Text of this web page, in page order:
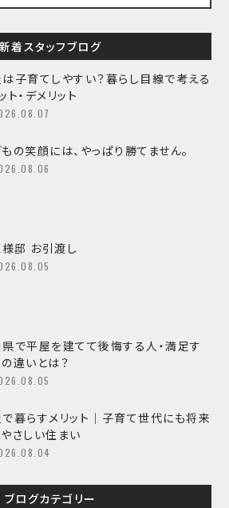
新着スタッフブログ
子育てしやすい？暮らし目線で考える
ト・デメリット
の笑顔には、やっぱり勝てません。
邸 お引渡し
で平屋を建てて後悔する人・満足す
違いとは？
暮らすメリット｜子育て世代にも将来
さしい住まい
ブログカテゴリー